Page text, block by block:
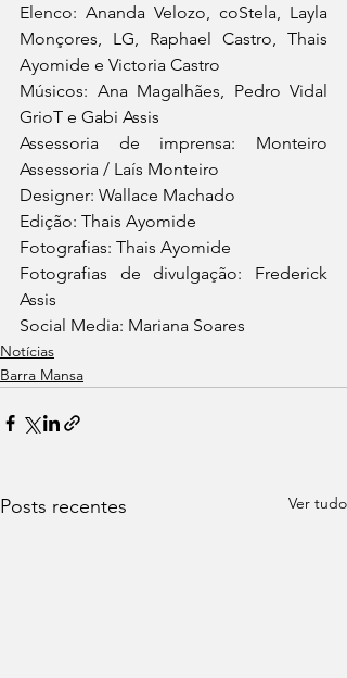
Elenco: Ananda Velozo, coStela, Layla
Monçores, LG, Raphael Castro, Thais
Ayomide e Victoria Castro
Músicos: Ana Magalhães, Pedro Vidal
GrioT e Gabi Assis
Assessoria de imprensa: Monteiro
Assessoria / Laís Monteiro
Designer: Wallace Machado
Edição: Thais Ayomide
Fotografias: Thais Ayomide
Fotografias de divulgação: Frederick
Assis
Social Media: Mariana Soares
Notícias
Barra Mansa
Posts recentes Ver tudo